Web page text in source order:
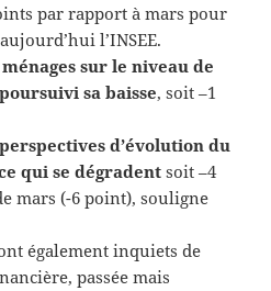
par rapport à mars pour
l’INSEE.
sur le niveau de
sa baisse, soit –1
d’évolution du
qui se dégradent soit –4
mars (-6 point), souligne
également inquiets de
passée mais